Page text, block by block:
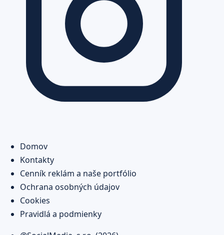
Domov
Kontakty
Cenník reklám a naše portfólio
Ochrana osobných údajov
Cookies
Pravidlá a podmienky